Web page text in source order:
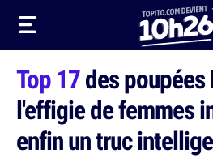
Top 17des poupées
l'effigie de femmes
enfin un truc